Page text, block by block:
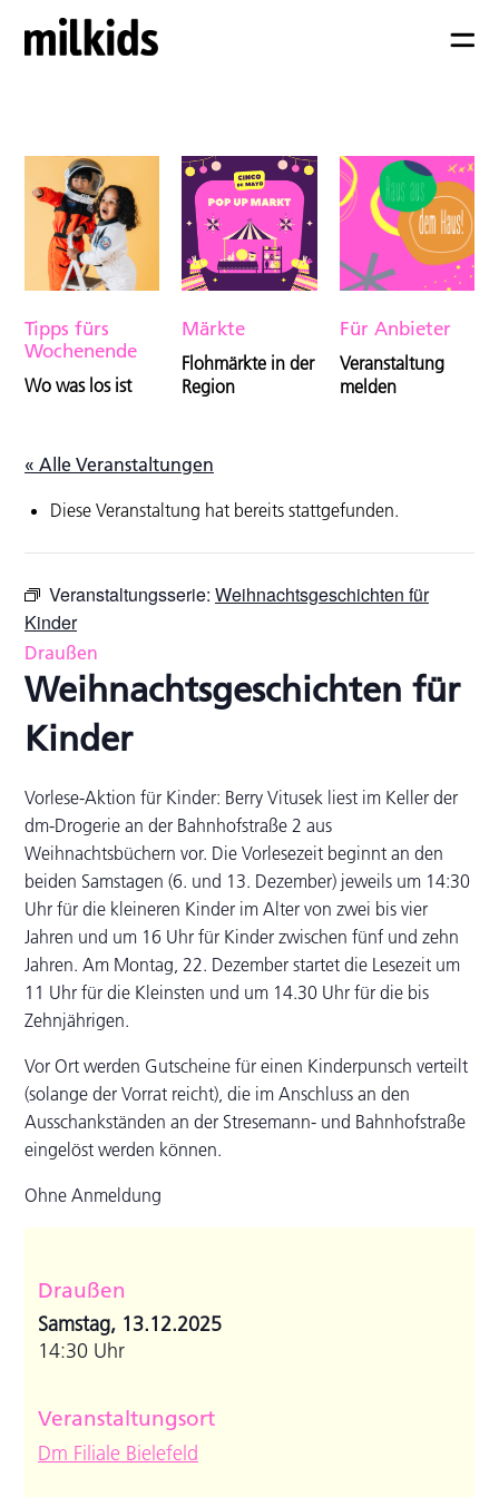
Tipps fürs
Wochenende
Wo was los ist
Märkte
Flohmärkte in der
Region
Für Anbieter
Veranstaltung
melden
« Alle Veranstaltungen
Diese Veranstaltung hat bereits stattgefunden.
Veranstaltungsserie: Weihnachtsgeschichten für
Kinder
Draußen
Weihnachtsgeschichten für
Kinder
Vorlese-Aktion für Kinder: Berry Vitusek liest im Keller der
dm-Drogerie an der Bahnhofstraße 2 aus
Weihnachtsbüchern vor. Die Vorlesezeit beginnt an den
beiden Samstagen (6. und 13. Dezember) jeweils um 14:30
Uhr für die kleineren Kinder im Alter von zwei bis vier
Jahren und um 16 Uhr für Kinder zwischen fünf und zehn
Jahren. Am Montag, 22. Dezember startet die Lesezeit um
11 Uhr für die Kleinsten und um 14.30 Uhr für die bis
Zehnjährigen.
Vor Ort werden Gutscheine für einen Kinderpunsch verteilt
(solange der Vorrat reicht), die im Anschluss an den
Ausschankständen an der Stresemann- und Bahnhofstraße
eingelöst werden können.
Ohne Anmeldung
Draußen
Samstag, 13.12.2025
14:30 Uhr
Veranstaltungsort
Dm Filiale Bielefeld